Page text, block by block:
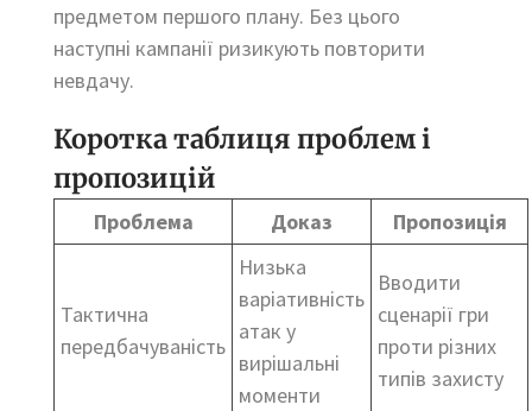
предметом першого плану. Без цього
наступні кампанії ризикують повторити
невдачу.
Коротка таблиця проблем і
пропозицій
Проблема Доказ Пропозиція
Тактична
передбачуваність
Низька
варіативність
атак у
вирішальні
моменти
Вводити
сценарії гри
проти різних
типів захисту